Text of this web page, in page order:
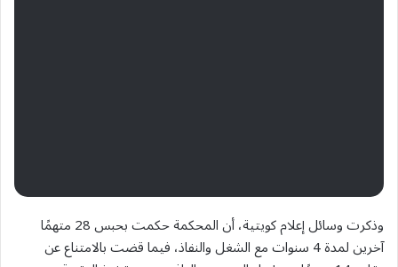
وذكرت وسائل إعلام كويتية، أن المحكمة حكمت بحبس 28 متهمًا
آخرين لمدة 4 سنوات مع الشغل والنفاذ، فيما قضت بالامتناع عن